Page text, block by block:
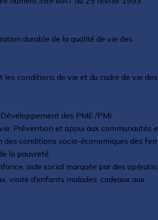
durable de la qualité de vie des
conditions de vie et du cadre de vie des
des PME /PMI
Prévention et appui aux communautés
conditions socio-économiques des
la pauvreté
aide social marquée par des
visite d’enfants malades, cadeaux aux